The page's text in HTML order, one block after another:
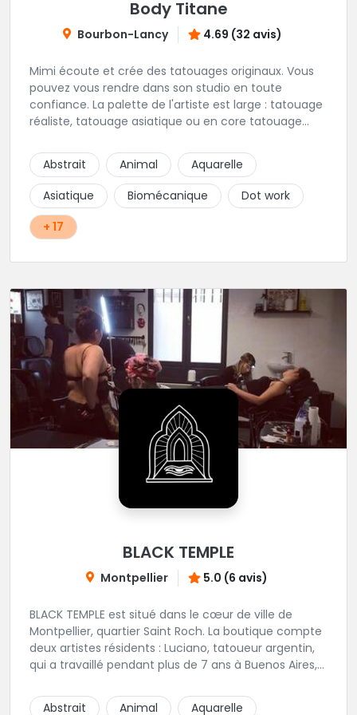
Body Titane
Bourbon-Lancy 4.69 (32 avis)
Mimi écoute et crée des tatouages originaux. Vous
pouvez vous rendre dans son studio en toute
confiance. La palette de l'artiste est large : tatouage
réaliste, tatouage asiatique ou en core tatouage
construire un projet qui vous ressemble.
Abstrait Animal
Aquarelle
Asiatique
Biomécanique
Dot work
+ 17
BLACK TEMPLE
Montpellier 5.0 (6 avis)
BLACK TEMPLE est situé dans le cœur de ville de
Montpellier, quartier Saint Roch. La boutique compte
deux artistes résidents : Luciano, tatoueur argentin,
qui a travaillé pendant plus de 7 ans à Buenos Aires,
qui a travaillé dans plusieurs boutiques de la ville
Abstrait Animal
Aquarelle